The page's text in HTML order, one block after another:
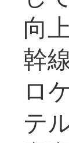
向
幹
ロ
テ